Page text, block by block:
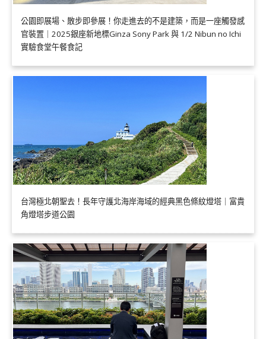
公園即展場、散步即參展！你走進去的不是建築，而是一座觸發感
官裝置｜2025銀座新地標Ginza Sony Park 與 1/2 Nibun no Ichi
實驗食堂午餐食記
台灣極北朝聖去！長年守護北海岸海域的經典黑色條紋燈塔｜富貴
角燈塔步道公園